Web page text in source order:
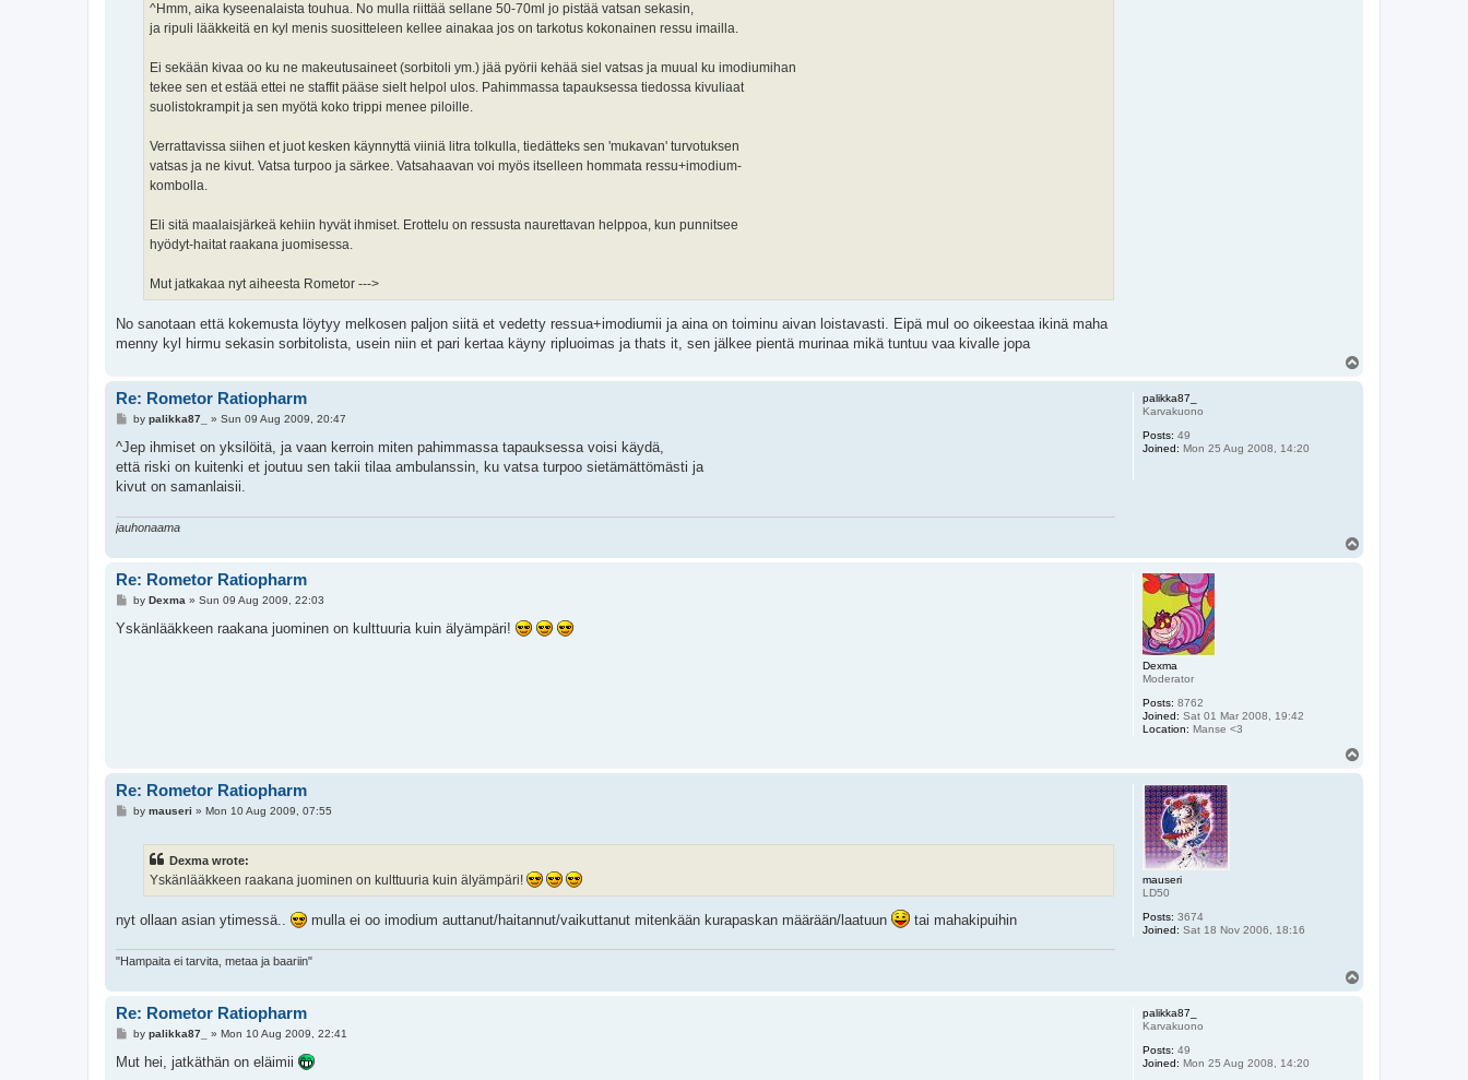
^Hmm, aika kyseenalaista touhua. No mulla riittää sellane 50-70ml jo pistää vatsan sekasin,
ja ripuli lääkkeitä en kyl menis suositteleen kellee ainakaa jos on tarkotus kokonainen ressu imailla.
Ei sekään kivaa oo ku ne makeutusaineet (sorbitoli ym.) jää pyörii kehää siel vatsas ja muual ku imodiumihan
tekee sen et estää ettei ne staffit pääse sielt helpol ulos. Pahimmassa tapauksessa tiedossa kivuliaat
suolistokrampit ja sen myötä koko trippi menee piloille.
Verrattavissa siihen et juot kesken käynnyttä viiniä litra tolkulla, tiedätteks sen 'mukavan' turvotuksen
vatsas ja ne kivut. Vatsa turpoo ja särkee. Vatsahaavan voi myös itselleen hommata ressu+imodium-
kombolla.
Eli sitä maalaisjärkeä kehiin hyvät ihmiset. Erottelu on ressusta naurettavan helppoa, kun punnitsee
hyödyt-haitat raakana juomisessa.
Mut jatkakaa nyt aiheesta Rometor --->
No sanotaan että kokemusta löytyy melkosen paljon siitä et vedetty ressua+imodiumii ja aina on toiminu aivan loistavasti. Eipä mul oo oikeestaa ikinä maha
menny kyl hirmu sekasin sorbitolista, usein niin et pari kertaa käyny ripluoimas ja thats it, sen jälkee pientä murinaa mikä tuntuu vaa kivalle jopa
palikka87_
Karvakuono
Posts: 49
Joined: Mon 25 Aug 2008, 14:20
Re: Rometor Ratiopharm
P
s
by palikka87_ » Sun 09 Aug 2009, 20:47
^Jep ihmiset on yksilöitä, ja vaan kerroin miten pahimmassa tapauksessa voisi käydä,
että riski on kuitenki et joutuu sen takii tilaa ambulanssin, ku vatsa turpoo sietämättömästi ja
kivut on samanlaisii.
jauhonaama
Dexma
Moderator
Posts: 8762
Joined: Sat 01 Mar 2008, 19:42
Location: Manse <3
Re: Rometor Ratiopharm
P
s
by Dexma» Sun 09 Aug 2009, 22:03
Yskänlääkkeen raakana juominen on kulttuuria kuin älyämpäri!
mauseri
LD50
Posts: 3674
Joined: Sat 18 Nov 2006, 18:16
Re: Rometor Ratiopharm
Pby mauseri » Mon 10 Aug 2009, 07:55
Dexma wrote:
Yskänlääkkeen raakana juominen on kulttuuria kuin älyämpäri!
nyt ollaan asian ytimessä.. mulla ei oo imodium auttanut/haitannut/vaikuttanut mitenkään kurapaskan määrään/laatuun tai mahakipuihin
"Hampaita ei tarvita, metaa ja baariin"
palikka87_
Karvakuono
Posts: 49
Joined: Mon 25 Aug 2008, 14:20
Re: Rometor Ratiopharm
P
s
by palikka87_ » Mon 10 Aug 2009, 22:41
Mut hei, jatkäthän on eläimii